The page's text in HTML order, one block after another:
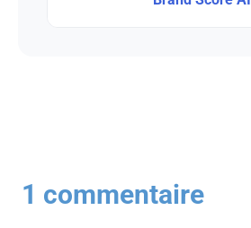
1 commentaire